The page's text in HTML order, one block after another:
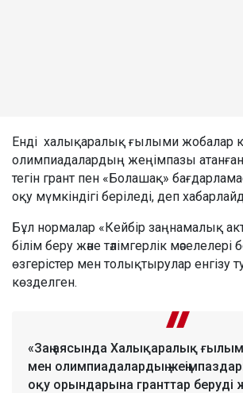
Енді халықаралық ғылыми жобалар
олимпиадалардың жеңімпазы
тегін грант пен «Болашақ»
оқу мүмкіндігі беріледі, деп
Бұл нормалар «Кейбір заңнамалық
білім беру және тәлімгерлік
өзгерістер мен толықтырулар енгізу
көзделген.
«Заң аясында Халықаралық
мен олимпиадалардың
оқу орындарына гранттар беруді